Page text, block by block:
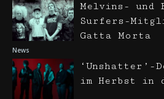
News
Melvins- und
Surfers-
Gatta Morta
‘Unshatter’-
im Herbst in